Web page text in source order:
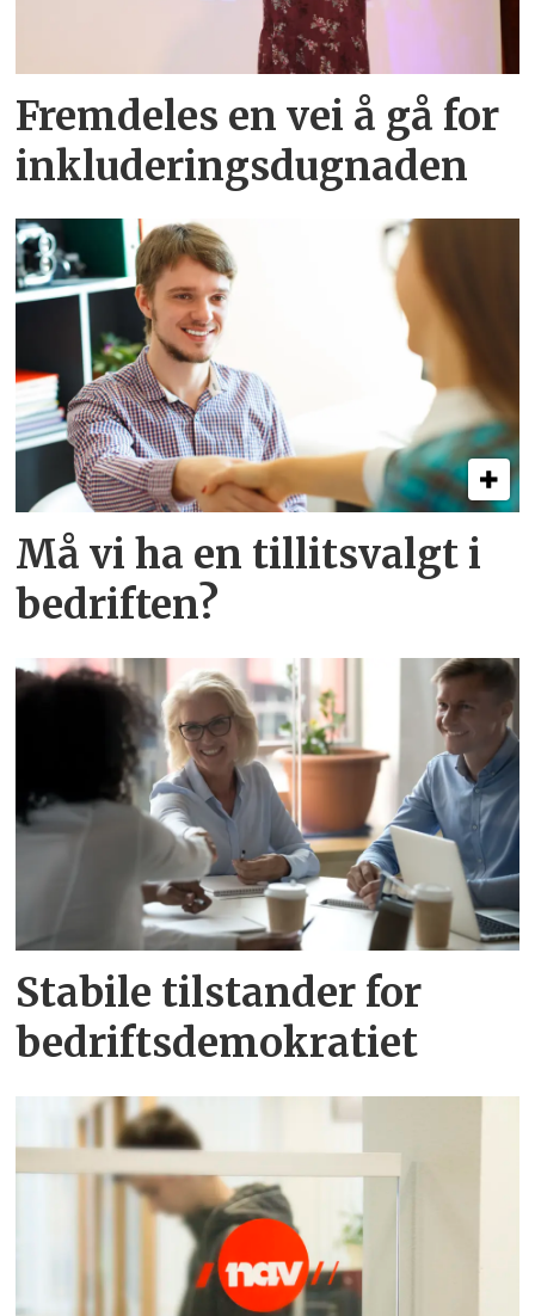
Fremdeles en vei å gå for
inkluderingsdugnaden
Må vi ha en tillitsvalgt i
bedriften?
Stabile tilstander for
bedriftsdemokratiet